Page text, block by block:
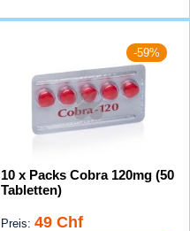
-59%
10 x Packs Cobra 120mg (50
Tabletten)
Preis: 49 Chf